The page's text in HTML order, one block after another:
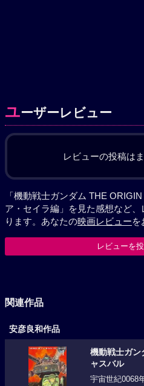
ユーザーレビュー
レビューの投稿は
「機動戦士ガンダム THE
ア・セイラ編」を見た感想など
ります。あなたの映画レビューを
レビューを
関連作品
安彦良和作品
機動戦士ガン
ャスバル
宇宙世紀0068